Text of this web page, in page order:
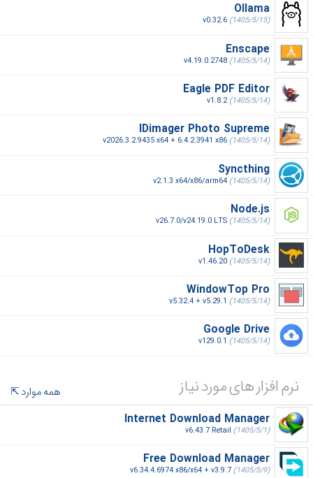
Ollama
v0.32.6 (1405/5/15)
Enscape
v4.19.0.2748 (1405/5/14)
Eagle PDF Editor
v1.8.2(1405/5/14)
IDimager Photo Supreme
v2026.3.2.9435 x64 + 6.4.2.3941 x86 (1405/5/14)
Syncthing
v2.1.3 x64/x86/arm64 (1405/5/14)
Node.js
v26.7.0/v24.19.0 LTS (1405/5/14)
HopToDesk
v1.46.20 (1405/5/14)
WindowTop Pro
v5.32.4 + v5.29.1 (1405/5/14)
Google Drive
v129.0.1 (1405/5/14)
نرم افزار های مورد نیاز
همه موارد
Internet Download Manager
v6.43.7 Retail (1405/5/1)
Free Download Manager
v6.34.4.6974 x86/x64 + v3.9.7 (1405/5/9)